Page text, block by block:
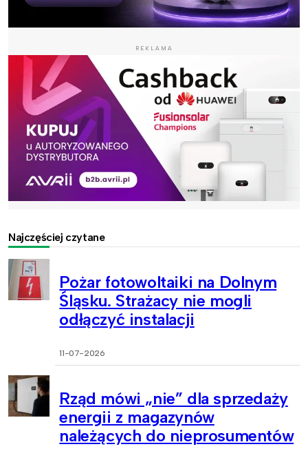
REKLAMA
Najczęściej czytane
Pożar fotowoltaiki na Dolnym
Śląsku. Strażacy nie mogli
odłączyć instalacji
11-07-2026
Rząd mówi „nie” dla sprzedaży
energii z magazynów
należących do nieprosumentów